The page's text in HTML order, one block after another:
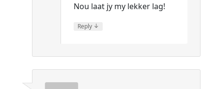
Nou laat jy my lekker lag!
Reply ↓